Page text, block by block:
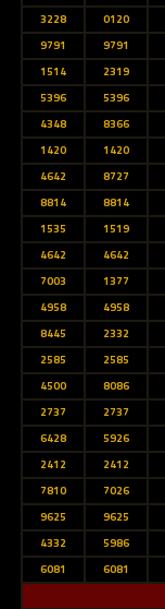
3228
0120
9791
9791
1514
2319
5396
5396
4348
8366
1420
1420
4642
8727
8814
8814
1535
1519
4642
4642
7003
1377
4958
4958
8445
2332
2585
2585
4500
8086
2737
2737
6428
5926
2412
2412
7810
7026
9625
9625
4332
5986
6081
6081